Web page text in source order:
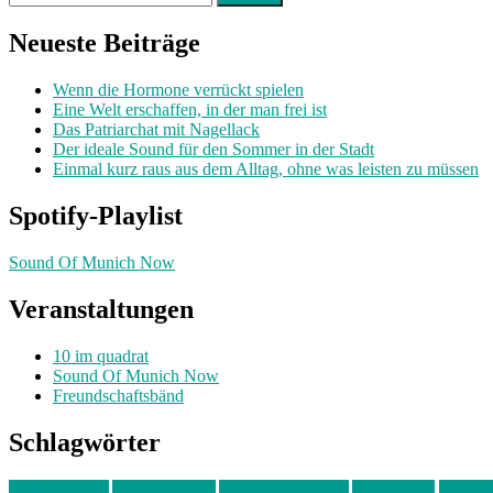
nach:
Neueste Beiträge
Wenn die Hormone verrückt spielen
Eine Welt erschaffen, in der man frei ist
Das Patriarchat mit Nagellack
Der ideale Sound für den Sommer in der Stadt
Einmal kurz raus aus dem Alltag, ohne was leisten zu müssen
Spotify-Playlist
Sound Of Munich Now
Veranstaltungen
10 im quadrat
Sound Of Munich Now
Freundschaftsbänd
Schlagwörter